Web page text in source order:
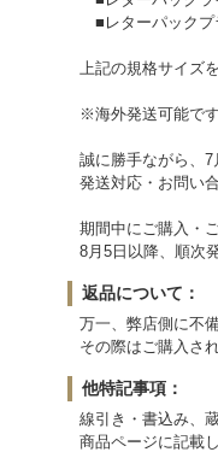
■レターパックプ
上記の規格サイズ
※海外発送可能で
誠に勝手ながら、7
発送対応・お問い
期間中にご購入・
8月5日以降、順次
返品について：
万一、弊店側に不
その際はご購入さ
他特記事項：
線引き・書込み、
商品ページに記載